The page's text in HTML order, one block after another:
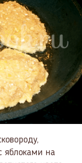
яблоками на